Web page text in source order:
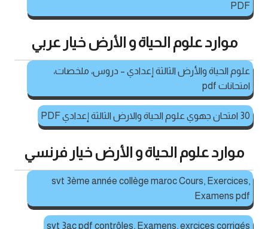
PDF
موارد علوم الحياة و الأرض خيار عربي
علوم الحياة والأرض الثالثة إعدادي – دروس، ملخصات،
امتحانات pdf
30 امتحان جهوي علوم الحياة والارض الثالثة إعدادي PDF
موارد علوم الحياة و الأرض خيار فرنسي
svt 3ème année collège maroc Cours, Exercices,
Examens pdf
svt 3ac pdf contrôles, Examens, exrcices corrigés